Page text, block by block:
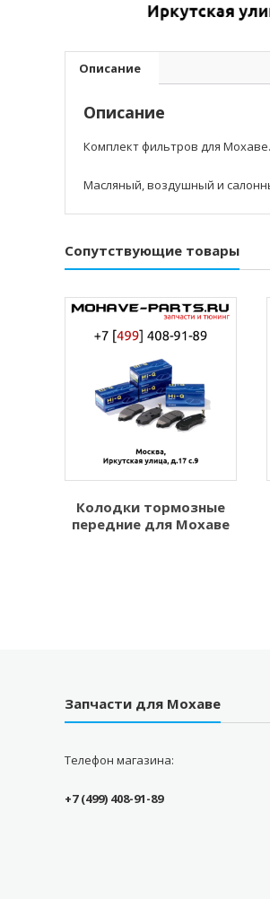
Описание
Описание
Комплект фильтров для Мохаве.
Масляный, воздушный и
Сопутствующие товары
Колодки тормозные
передние для Мохаве
Запчасти для Мохаве
Телефон магазина:
+7 (499) 408-91-89